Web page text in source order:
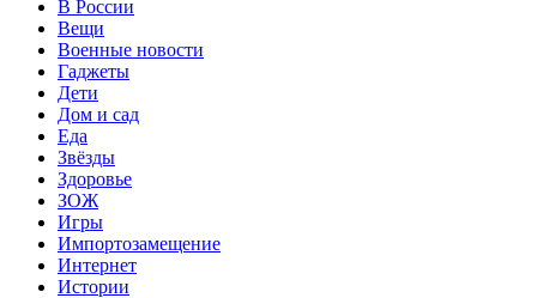
В России
Вещи
Военные новости
Гаджеты
Дети
Дом и сад
Еда
Звёзды
Здоровье
ЗОЖ
Игры
Импортозамещение
Интернет
Истории